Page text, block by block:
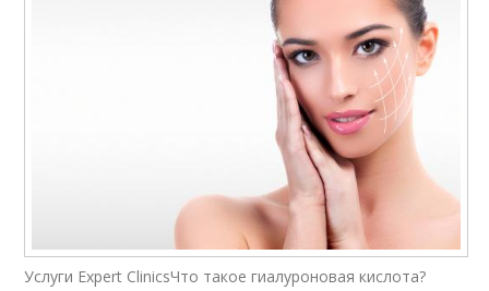
Услуги Expert ClinicsЧто такое гиалуроновая кислота?